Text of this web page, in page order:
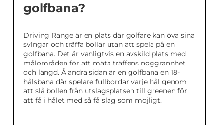
golfbana?
Driving Range är en plats där golfare kan öva sina
svingar och träffa bollar utan att spela på en
golfbana. Det är vanligtvis en avskild plats med
målområden för att mäta träffens noggrannhet
och längd. Å andra sidan är en golfbana en 18-
hålsbana där spelare fullbordar varje hål genom
att slå bollen från utslagsplatsen till greenen för
att få i hålet med så få slag som möjligt.